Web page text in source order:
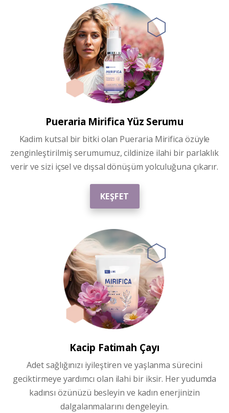
Pueraria MirificaYüz Serumu
Kadim kutsal bir bitki olan Pueraria Mirifica özüyle
zenginleştirilmiş serumumuz, cildinize ilahi bir parlaklık
verir ve sizi içsel ve dışsal dönüşüm yolculuğuna çıkarır.
KEŞFET
Kacip Fatimah Çayı
Adet sağlığınızı iyileştiren ve yaşlanma sürecini
geciktirmeye yardımcı olan ilahi bir iksir. Her yudumda
kadınsı özünüzü besleyin ve kadın enerjinizin
dalgalanmalarını dengeleyin.